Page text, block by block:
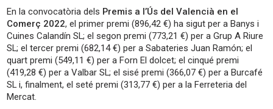
En la convocatòria dels Premis a l’Ús del Valencià en el
Comerç 2022, el primer premi (896,42 €) ha sigut per a Banys i
Cuines Calandín SL; el segon premi (773,21 €) per a Grup A Riure
SL; el tercer premi (682,14 €) per a Sabateries Juan Ramón; el
quart premi (549,11 €) per a Forn El dolcet; el cinqué premi
(419,28 €) per a Valbar SL; el sisé premi (366,07 €) per a Burcafé
SL i, finalment, el seté premi (313,77 €) per a la Ferreteria del
Mercat.